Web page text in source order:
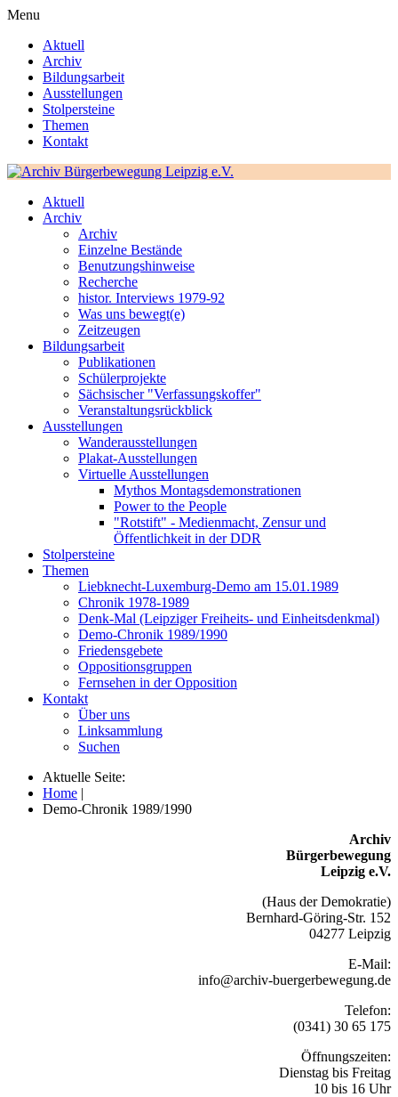
Menu
Aktuell
Archiv
Bildungsarbeit
Ausstellungen
Stolpersteine
Themen
Kontakt
Aktuell
Archiv
Archiv
Einzelne Bestände
Benutzungshinweise
Recherche
histor. Interviews 1979-92
Was uns bewegt(e)
Zeitzeugen
Bildungsarbeit
Publikationen
Schülerprojekte
Sächsischer "Verfassungskoffer"
Veranstaltungsrückblick
Ausstellungen
Wanderausstellungen
Plakat-Ausstellungen
Virtuelle Ausstellungen
Mythos Montagsdemonstrationen
Power to the People
"Rotstift" - Medienmacht, Zensur und
Öffentlichkeit in der DDR
Stolpersteine
Themen
Liebknecht-Luxemburg-Demo am 15.01.1989
Chronik 1978-1989
Denk-Mal (Leipziger Freiheits- und Einheitsdenkmal)
Demo-Chronik 1989/1990
Friedensgebete
Oppositionsgruppen
Fernsehen in der Opposition
Kontakt
Über uns
Linksammlung
Suchen
Aktuelle Seite:
Home |
Demo-Chronik 1989/1990
Archiv
Bürgerbewegung
Leipzig e.V.
(Haus der Demokratie)
Bernhard-Göring-Str. 152
04277 Leipzig
E-Mail:
info@archiv-buergerbewegung.de
Telefon:
(0341) 30 65 175
Öffnungszeiten:
Dienstag bis Freitag
10 bis 16 Uhr